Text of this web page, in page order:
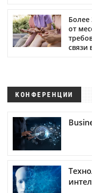
Более
от
связи
КОНФЕРЕНЦИИ